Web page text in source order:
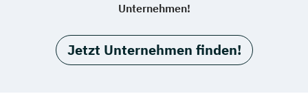
Unternehmen!
Jetzt Unternehmen finden!